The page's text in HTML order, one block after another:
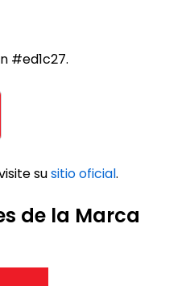
#ed1c27.
susitio oficial.
de la Marca